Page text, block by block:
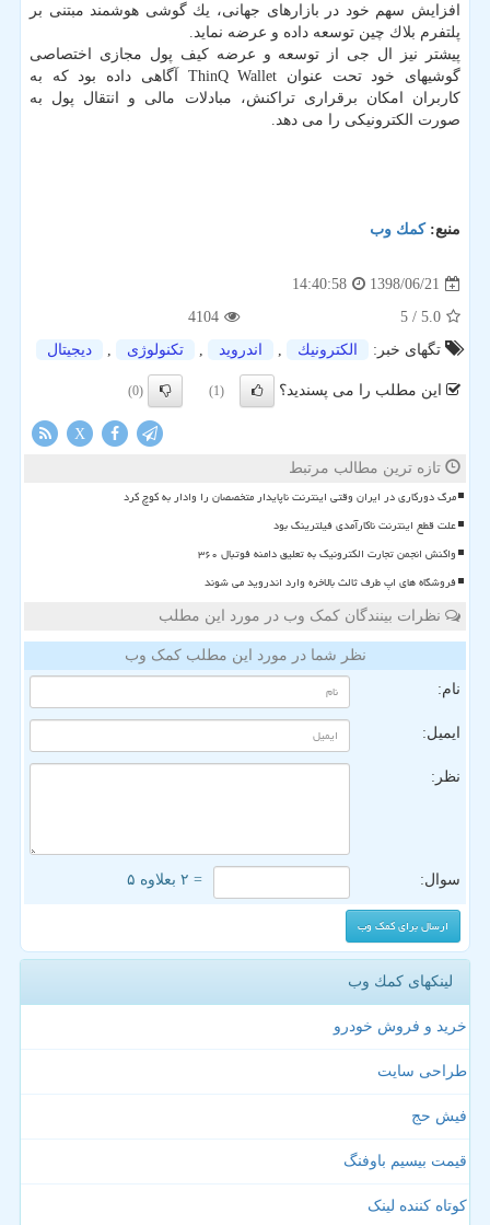
افزایش سهم خود در بازارهای جهانی، یك گوشی هوشمند مبتنی بر
پلتفرم بلاك چین توسعه داده و عرضه نماید.
پیشتر نیز ال جی از توسعه و عرضه كیف پول مجازی اختصاصی
گوشیهای خود تحت عنوان ThinQ Wallet آگاهی داده بود كه به
كاربران امكان برقراری تراكنش، مبادلات مالی و انتقال پول به
صورت الكترونیكی را می دهد.
منبع:كمك وب
1398/06/21
14:40:58
5.0
/ 5
4104
تگهای خبر:
الكترونیك , اندروید , تكنولوژی , دیجیتال
این مطلب را می پسندید؟ (1)
(0)
X
تازه ترین مطالب مرتبط
مرگ دورکاری در ایران وقتی اینترنت ناپایدار متخصصان را وادار به کوچ کرد
علت قطع اینترنت ناکارآمدی فیلترینگ بود
واکنش انجمن تجارت الکترونیک به تعلیق دامنه فوتبال ۳۶۰
فروشگاه های اپ طرف ثالث بالاخره وارد اندروید می شوند
نظرات بینندگان کمک وب در مورد این مطلب
نظر شما در مورد این مطلب کمک وب
نام:
ایمیل:
نظر:
سوال: = ۲ بعلاوه ۵
لینکهای كمك وب
خرید و فروش خودرو
طراحی سایت
فیش حج
قیمت بیسیم باوفنگ
کوتاه کننده لینک